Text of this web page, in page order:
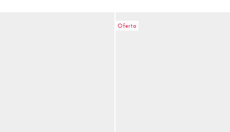
Oferta